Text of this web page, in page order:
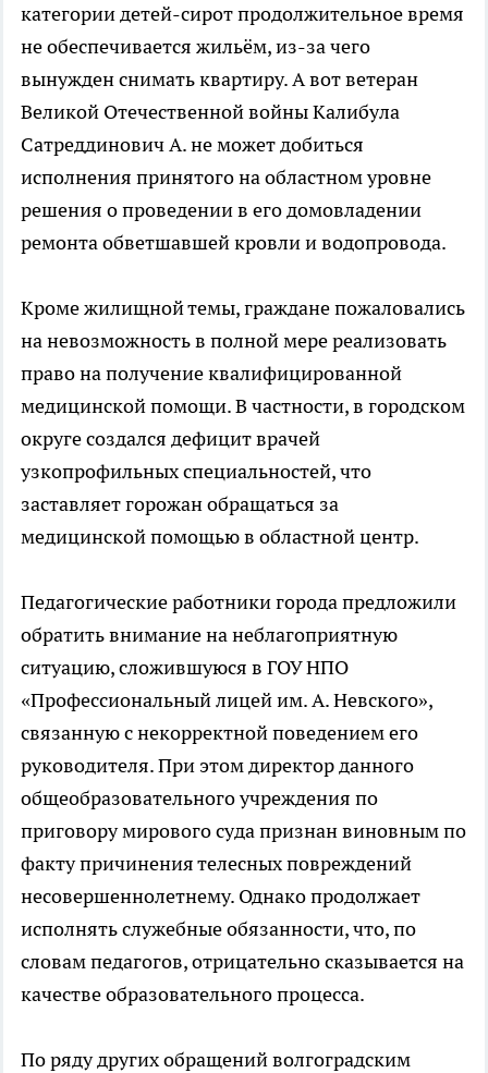
категории детей-сирот продолжительное время
не обеспечивается жильём, из-за чего
вынужден снимать квартиру. А вот ветеран
Великой Отечественной войны Калибула
Сатреддинович А. не может добиться
исполнения принятого на областном уровне
решения о проведении в его домовладении
ремонта обветшавшей кровли и водопровода.
Кроме жилищной темы, граждане пожаловались
на невозможность в полной мере реализовать
право на получение квалифицированной
медицинской помощи. В частности, в городском
округе создался дефицит врачей
узкопрофильных специальностей, что
заставляет горожан обращаться за
медицинской помощью в областной центр.
Педагогические работники города предложили
обратить внимание на неблагоприятную
ситуацию, сложившуюся в ГОУ НПО
«Профессиональный лицей им. А. Невского»,
связанную с некорректной поведением его
руководителя. При этом директор данного
общеобразовательного учреждения по
приговору мирового суда признан виновным по
факту причинения телесных повреждений
несовершеннолетнему. Однако продолжает
исполнять служебные обязанности, что, по
словам педагогов, отрицательно сказывается на
качестве образовательного процесса.
По ряду других обращений волгоградским